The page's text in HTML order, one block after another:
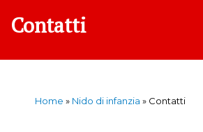
Contatti
Home » Nido di infanzia » Contatti